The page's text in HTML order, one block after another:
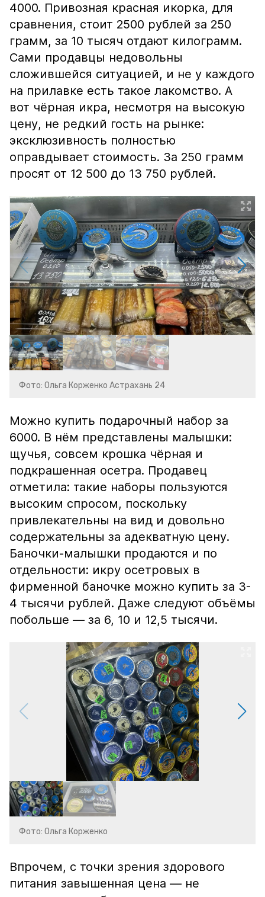
4000. Привозная красная икорка, для
сравнения, стоит 2500 рублей за 250
грамм, за 10 тысяч отдают килограмм.
Сами продавцы недовольны
сложившейся ситуацией, и не у каждого
на прилавке есть такое лакомство. А
вот чёрная икра, несмотря на высокую
цену, не редкий гость на рынке:
эксклюзивность полностью
оправдывает стоимость. За 250 грамм
просят от 12 500 до 13 750 рублей.
Фото: Ольга Корженко Астрахань 24
Можно купить подарочный набор за
6000. В нём представлены малышки:
щучья, совсем крошка чёрная и
подкрашенная осетра. Продавец
отметила: такие наборы пользуются
высоким спросом, поскольку
привлекательны на вид и довольно
содержательны за адекватную цену.
Баночки-малышки продаются и по
отдельности: икру осетровых в
фирменной баночке можно купить за 3-
4 тысячи рублей. Даже следуют объёмы
побольше — за 6, 10 и 12,5 тысячи.
Фото: Ольга Корженко
Впрочем, с точки зрения здорового
питания завышенная цена — не